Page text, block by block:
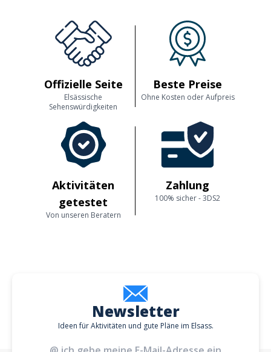
Offizielle Seite
Elsässische
Sehenswürdigkeiten
Beste Preise
Ohne Kosten oder Aufpreis
Aktivitäten
getestet
Von unseren Beratern
Zahlung
100% sicher - 3DS2
Newsletter
Ideen für Aktivitäten und gute Pläne im Elsass.